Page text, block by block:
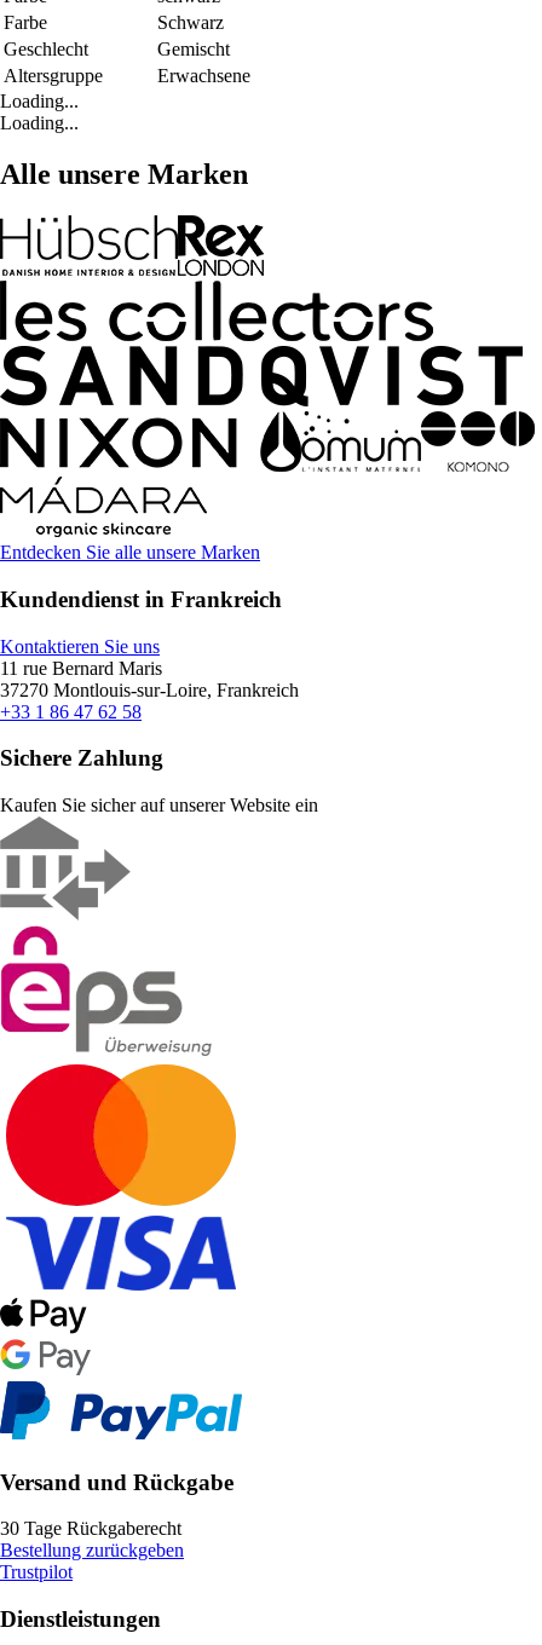
Farbe
Schwarz
Geschlecht
Gemischt
Altersgruppe
Erwachsene
Loading...
Loading...
Alle unsere Marken
Entdecken Sie alle unsere Marken
Kundendienst in Frankreich
Kontaktieren Sie uns
11 rue Bernard Maris
37270 Montlouis-sur-Loire, Frankreich
+33 1 86 47 62 58
Sichere Zahlung
Kaufen Sie sicher auf unserer Website ein
Versand und Rückgabe
30 Tage Rückgaberecht
Bestellung zurückgeben
Trustpilot
Dienstleistungen